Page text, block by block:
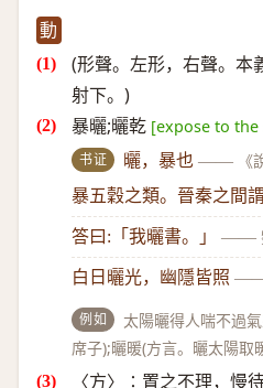
動
(形聲。左形，右聲。本
射下。)
暴曬;曬乾 [expose to
书证 曬，暴也 —— 《
暴五穀之類。晉秦之間
答曰:「我曬書。」 ——
白日曬光，幽隱皆照
例如
太陽曬得人喘不過
席子);曬暖(方言。曬太陽取
〈方〉∶置之不理，慢